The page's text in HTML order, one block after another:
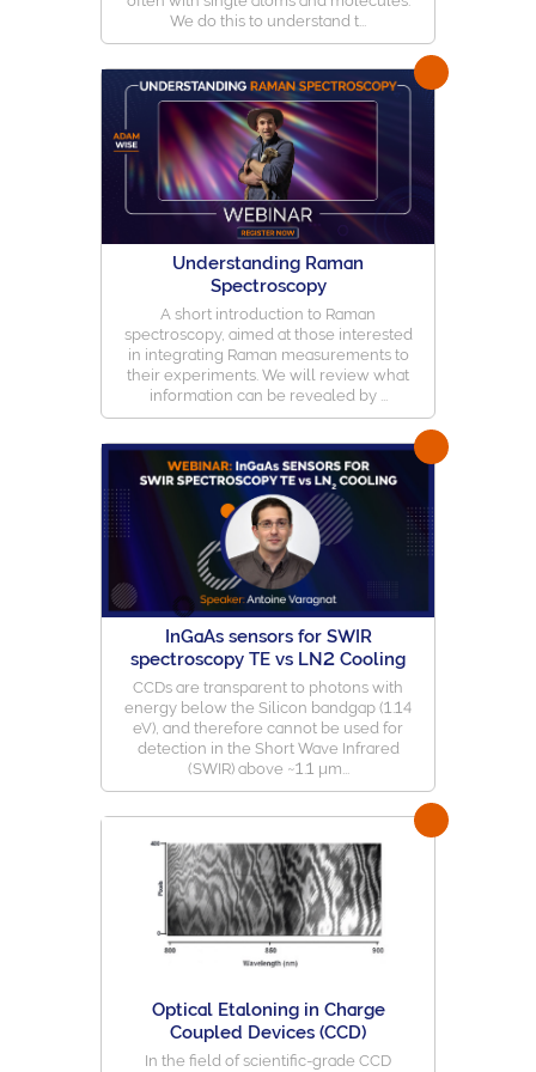
We do this to understand t...
Understanding Raman
Spectroscopy
A short introduction to Raman
spectroscopy, aimed at those interested
in integrating Raman measurements to
their experiments. We will review what
information can be revealed by ...
InGaAs sensors for SWIR
spectroscopy TE vs LN2 Cooling
CCDs are transparent to photons with
energy below the Silicon bandgap (1.14
eV), and therefore cannot be used for
detection in the Short Wave Infrared
(SWIR) above ~1.1 µm...
Optical Etaloning in Charge
Coupled Devices (CCD)
In the field of scientific-grade CCD